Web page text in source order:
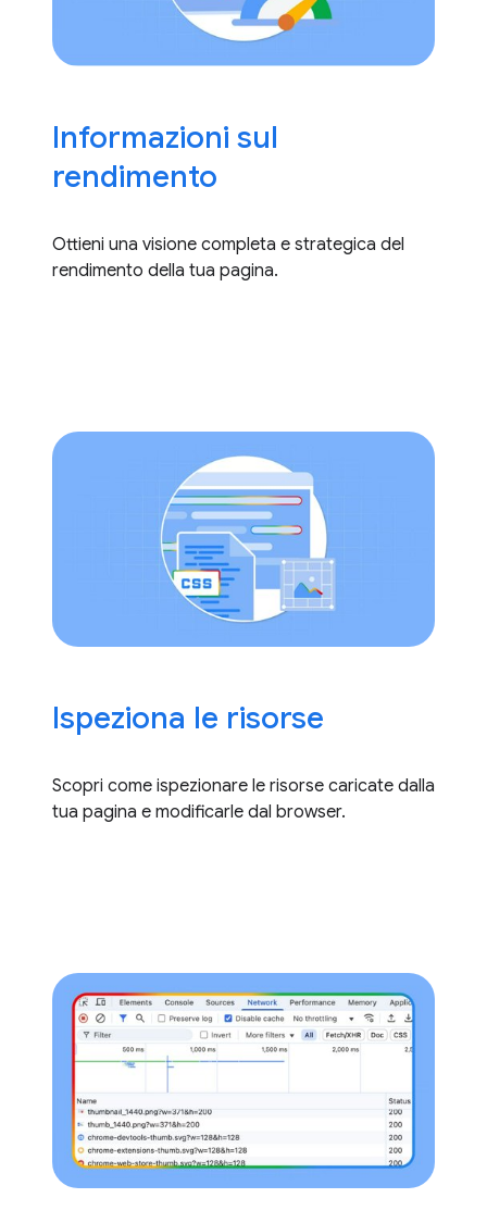
Informazioni sul
rendimento
Ottieni una visione completa e strategica del
rendimento della tua pagina.
Ispeziona le risorse
Scopri come ispezionare le risorse caricate dalla
tua pagina e modificarle dal browser.